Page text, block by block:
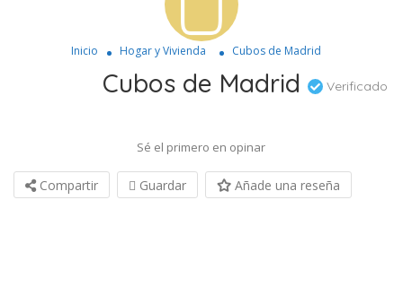
Inicio Hogar y Vivienda Cubos de Madrid
Cubos de Madrid Verificado
Sé el primero en opinar
Compartir Guardar Añade una reseña